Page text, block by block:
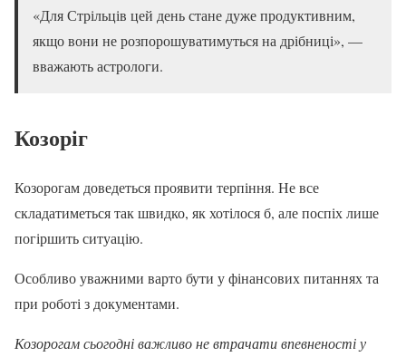
«Для Стрільців цей день стане дуже продуктивним,
якщо вони не розпорошуватимуться на дрібниці», —
вважають астрологи.
Козоріг
Козорогам доведеться проявити терпіння. Не все
складатиметься так швидко, як хотілося б, але поспіх лише
погіршить ситуацію.
Особливо уважними варто бути у фінансових питаннях та
при роботі з документами.
Козорогам сьогодні важливо не втрачати впевненості у